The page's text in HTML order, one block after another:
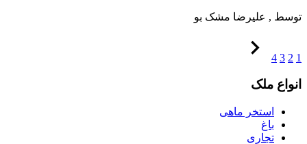
توسط , علیرضا مشک بو
1
2
3
4
انواع ملک
استخر ماهی
باغ
تجاری